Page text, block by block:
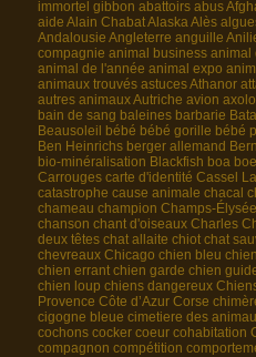
immortel gibbon abattoirs abus
aide Alain ChabatAlaskaAlès
Andalousie Angleterre anguille
compagnie animal business animal
animal de l'année animal expo
animaux trouvés astucesAthanor
autres animauxAutriche avion
bain de sang baleines barbarie
Beausoleil
bébé bébé gorille bébé
Ben Heinrichs berger allemand
bio-minéralisation Blackfish boa
Carrouges carte d'identité Cassel
catastrophe cause animale chacal
chameau champion Champs-
chanson chant d'oiseaux Charles
deux têtes chat allaite chiot chat
chevreaux Chicago chien bleu
chien errant chien garde chien
chien loup chiens dangereux
Provence Côte d’Azur Corse
cigogne bleue cimetiere des
cochons cocker coeur cohabitation
compagnon compétition